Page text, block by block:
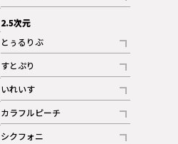
記事
2.5次元
とぅるりぶ
記事
すとぷり
記事
ギャラリー
いれいす
記事
ギャラリー
カラフルピーチ
記事
シクフォニ